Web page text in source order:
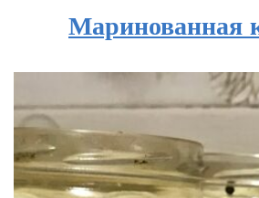
Маринованная